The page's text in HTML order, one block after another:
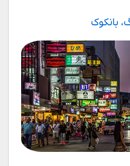
بانکوک